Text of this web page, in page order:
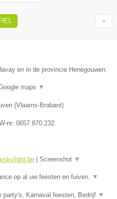
en in de provincie Henegouwen.
maps ▼
(Vlaams-Brabant)
nr: 0657.870.232
Screenshot ▼
op al uw feesten en fuiven. ▼
party's, Karnaval feesten, Bedrijf ▼